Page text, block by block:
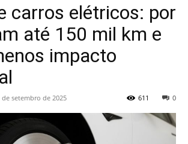
carros elétricos: por
até 150 mil km e
impacto
de setembro de 2025 0
611